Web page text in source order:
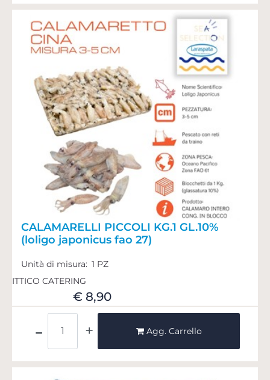
CALAMARELLI PICCOLI KG.1 GL.10%
(loligo japonicus fao 27)
Unità di misura: 1 PZ
ITTICO CATERING
€ 8,90
Agg. Carrello